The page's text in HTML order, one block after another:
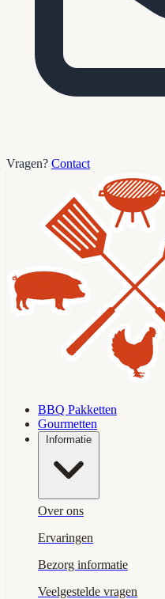
Vragen? Contact
BBQ Pakketten
Gourmetten
Informatie
Over ons
Ervaringen
Bezorg informatie
Veelgestelde vragen